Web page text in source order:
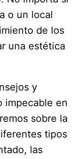
o un local
de los
una estética
y
impecable en
sobre la
tipos
las